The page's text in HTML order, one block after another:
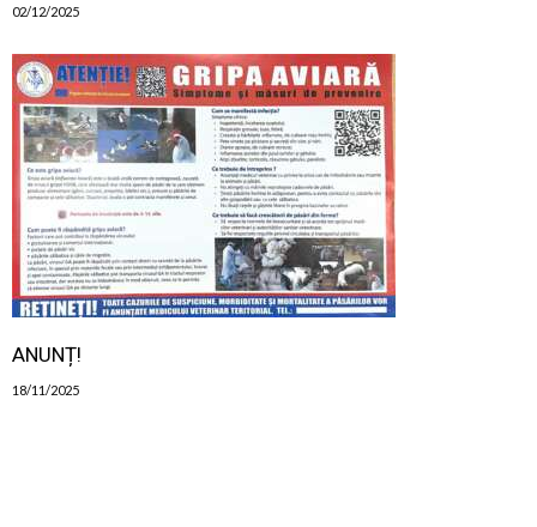
02/12/2025
ANUNȚ!
18/11/2025